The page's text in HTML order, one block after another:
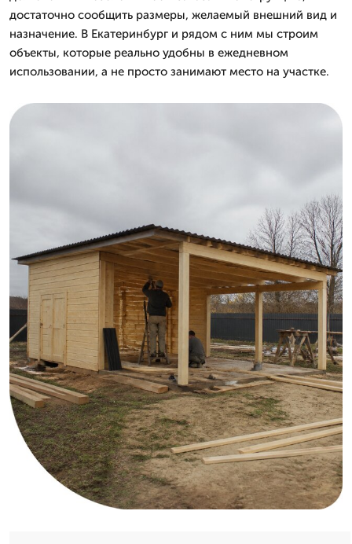
достаточно сообщить размеры, желаемый внешний вид и
назначение. В Екатеринбург и рядом с ним мы строим
объекты, которые реально удобны в ежедневном
использовании, а не просто занимают место на участке.